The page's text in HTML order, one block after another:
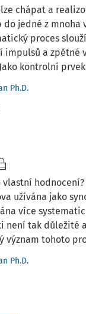
chápat a
jedné z mnoha
proces
impulsů a zpětné
kontrolní
Ph.D.
hodnocení?
užívána jako
více
není tak důležité
význam tohoto
Ph.D.